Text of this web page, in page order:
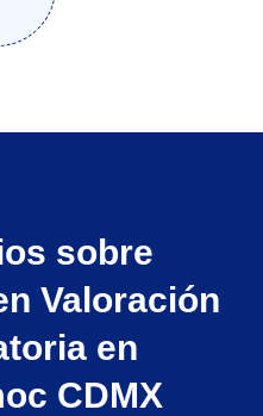
sobre
Valoración
en
CDMX